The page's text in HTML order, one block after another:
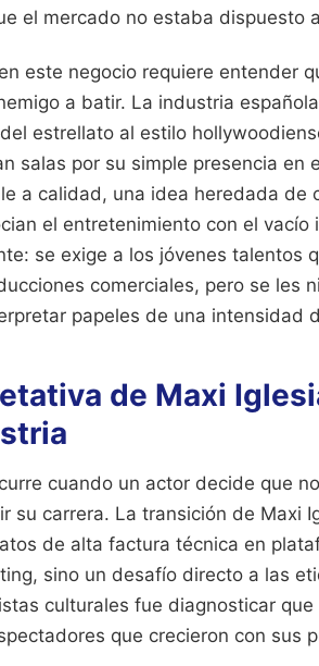
el mercado no estaba dispuesto
este negocio requiere entender
a batir. La industria
estrellato al estilo
salas por su simple presencia en
a calidad, una idea heredada de
el entretenimiento con el vacío
se exige a los jóvenes talentos
comerciales, pero se les
papeles de una intensidad
de Maxi
cuando un actor decide que
su carrera. La transición de Maxi
de alta factura técnica en
sino un desafío directo a las
culturales fue diagnosticar
que crecieron con sus